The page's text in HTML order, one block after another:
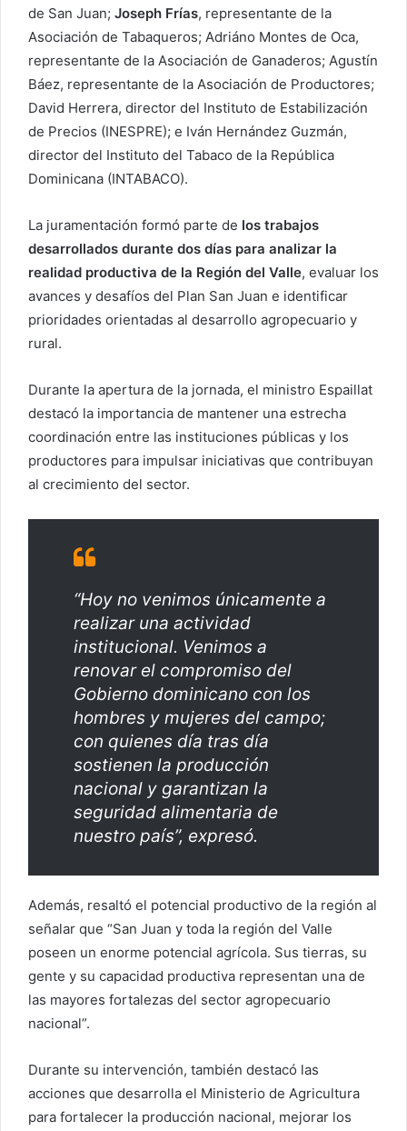
de San Juan; Joseph Frías, representante de la
Asociación de Tabaqueros; Adriáno Montes de Oca,
representante de la Asociación de Ganaderos; Agustín
Báez, representante de la Asociación de Productores;
David Herrera, director del Instituto de Estabilización
de Precios (INESPRE); e Iván Hernández Guzmán,
director del Instituto del Tabaco de la República
Dominicana (INTABACO).
La juramentación formó parte de los trabajos
desarrollados durante dos días para analizar la
realidad productiva de la Región del Valle, evaluar los
avances y desafíos del Plan San Juan e identificar
prioridades orientadas al desarrollo agropecuario y
rural.
Durante la apertura de la jornada, el ministro Espaillat
destacó la importancia de mantener una estrecha
coordinación entre las instituciones públicas y los
productores para impulsar iniciativas que contribuyan
al crecimiento del sector.
“Hoy no venimos únicamente a
realizar una actividad
institucional. Venimos a
renovar el compromiso del
Gobierno dominicano con los
hombres y mujeres del campo;
con quienes día tras día
sostienen la producción
nacional y garantizan la
seguridad alimentaria de
nuestro país”, expresó.
Además, resaltó el potencial productivo de la región al
señalar que “San Juan y toda la región del Valle
poseen un enorme potencial agrícola. Sus tierras, su
gente y su capacidad productiva representan una de
las mayores fortalezas del sector agropecuario
nacional”.
Durante su intervención, también destacó las
acciones que desarrolla el Ministerio de Agricultura
para fortalecer la producción nacional, mejorar los